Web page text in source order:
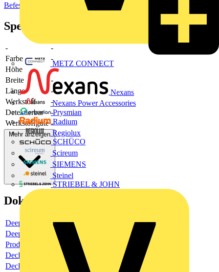
METZ CONNECT
Nexans
Nexans Power Accessories
Prysmian
Radium
Regiolux
SCHÜCO
Scireum
SIEMENS
Steinel
STRIEBEL & JOHN
Befestigungstechnik
Spezifikationen
-
-
Farbe
-
Höhe
-
Breite
-
Länge
-
Werkstoff
-
Detektierbar
-
Werkstoffgüte -
Mehr anzeigen
Dokumente
Deeplink product page
Deeplink REACH
Product data sheet
Declaration RoHS
Declaration DOC CE (Declaration of conformity CE)